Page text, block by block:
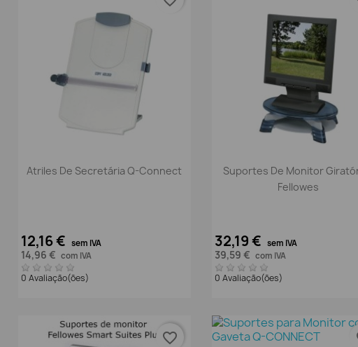
 Vista rápida
Atriles De Secretária Q-Connect
12,16 € sem IVA
14,96 € com IVA
0 Avaliação(ões)
Vista rápida
Suportes De Monitor
Fellowes
32,19 € sem IVA
39,59 € com IVA
0 Avaliação(ões)
favorite_border